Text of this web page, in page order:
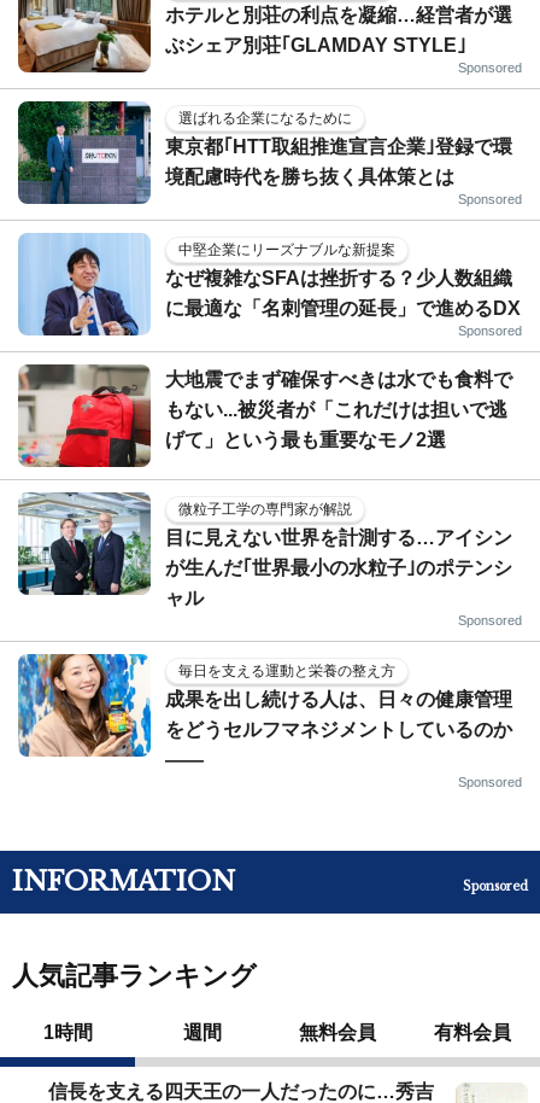
ホテルと別荘の利点を凝縮…経営者が選
ぶシェア別荘｢GLAMDAY STYLE｣
Sponsored
選ばれる企業になるために
東京都｢HTT取組推進宣言企業｣登録で環
境配慮時代を勝ち抜く具体策とは
Sponsored
中堅企業にリーズナブルな新提案
なぜ複雑なSFAは挫折する？少人数組織
に最適な「名刺管理の延長」で進めるDX
Sponsored
大地震でまず確保すべきは水でも食料で
もない...被災者が「これだけは担いで逃
げて」という最も重要なモノ2選
微粒子工学の専門家が解説
目に見えない世界を計測する…アイシン
が生んだ｢世界最小の水粒子｣のポテンシ
ャル
Sponsored
毎日を支える運動と栄養の整え方
成果を出し続ける人は、日々の健康管理
をどうセルフマネジメントしているのか
——
Sponsored
INFORMATION Sponsored
人気記事ランキング
1時間 週間 無料会員 有料会員
信長を支える四天王の一人だったのに…秀吉